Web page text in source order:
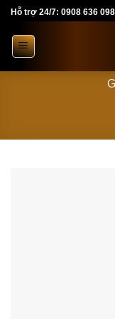
Skip
content
Hỗ trợ 24/7: 0908 636